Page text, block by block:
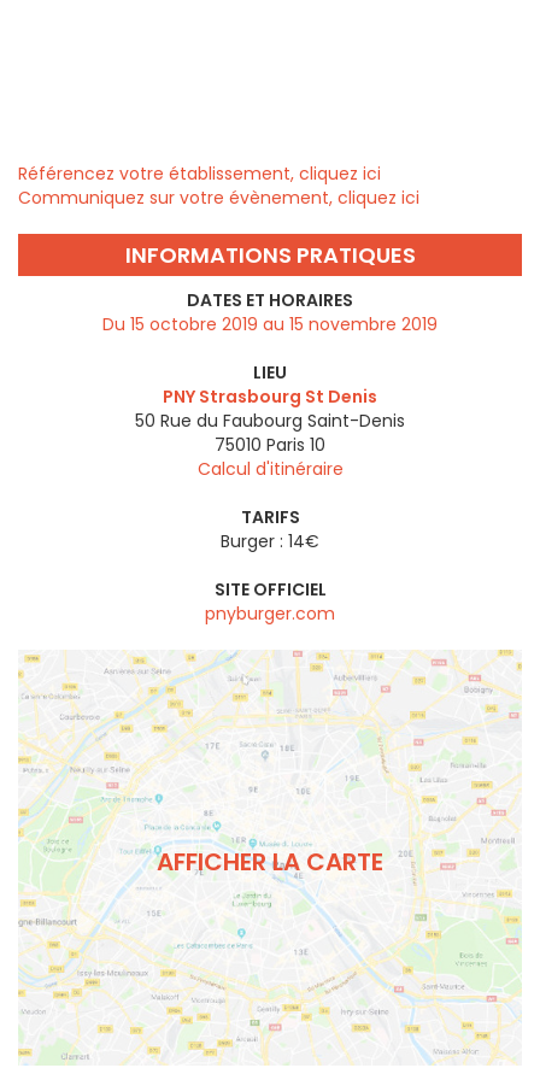
Référencez votre établissement, cliquez ici
Communiquez sur votre évènement, cliquez ici
INFORMATIONS PRATIQUES
DATES ET HORAIRES
Du 15 octobre 2019 au 15 novembre 2019
LIEU
PNY Strasbourg St Denis
50 Rue du Faubourg Saint-Denis
75010 Paris 10
Calcul d'itinéraire
TARIFS
Burger : 14€
SITE OFFICIEL
pnyburger.com
AFFICHER LA CARTE